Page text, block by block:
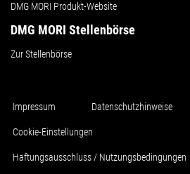
DMG MORI Produkt-Website
DMG MORI Stellenbörse
Zur Stellenbörse
Impressum Datenschutzhinweise
Cookie-Einstellungen
Haftungsausschluss / Nutzungsbedingungen